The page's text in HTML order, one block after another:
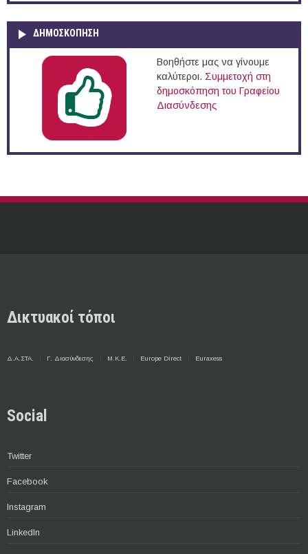
ΔΗΜΟΣΚΌΠΗΣΗ
Βοηθήστε μας να γίνουμε
καλύτεροι. Συμμετοχή στη
δημοσκόπηση του Γραφείου
Διασύνδεσης
Δικτυακοί τόποι
Δ.Α.ΣΤΑ. Γ. Διασύνδεσης Μ.Κ.Ε. Europe Direct Euraxess
Social
Twitter
Facebook
Instagram
LinkedIn